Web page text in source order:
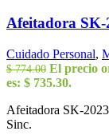
Afeitadora SK-
Cuidado Personal,
$774.00 El precio
es: $ 735.30.
Afeitadora SK-
Sinc.